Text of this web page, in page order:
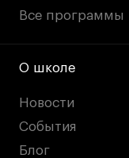
Все программы
О школе
Новости
События
Блог